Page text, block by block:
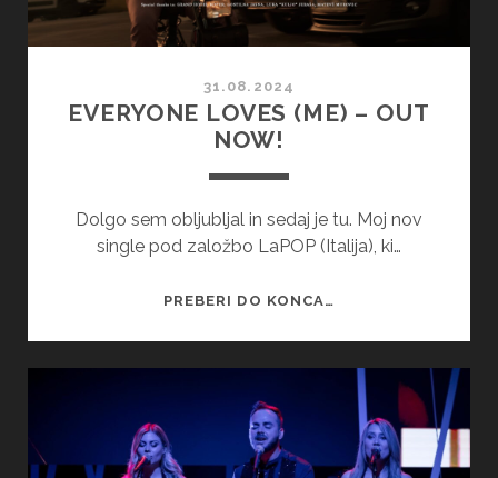
31.08.2024
EVERYONE LOVES (ME) – OUT
NOW!
Dolgo sem obljubljal in sedaj je tu. Moj nov
single pod založbo LaPOP (Italija), ki…
PREBERI DO KONCA…
OUT
NOW!